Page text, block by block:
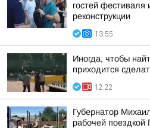
гостей фестиваля
реконструкции
13:55
Иногда, чтобы
приходится
12:22
Губернатор
рабочей поездкой